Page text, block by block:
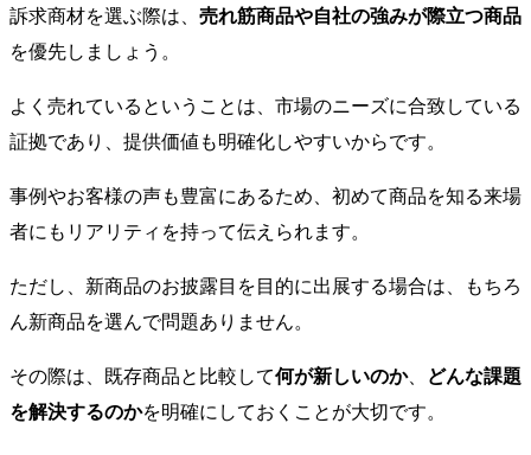
訴求商材を選ぶ際は、 売れ筋商品や自社の強みが際立つ商品
を優先しましょう。
よく売れているということは、市場のニーズに合致している
証拠であり、提供価値も明確化しやすいからです。
事例やお客様の声も豊富にあるため、初めて商品を知る来場
者にもリアリティを持って伝えられます。
ただし、新商品のお披露目を目的に出展する場合は、もちろ
ん新商品を選んで問題ありません。
その際は、既存商品と比較して何が新しいのか、
どんな課題
を解決するのかを明確にしておくことが大切です。